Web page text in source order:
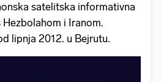
satelitska informativna
i Iranom.
lipnja 2012. u Bejrutu.